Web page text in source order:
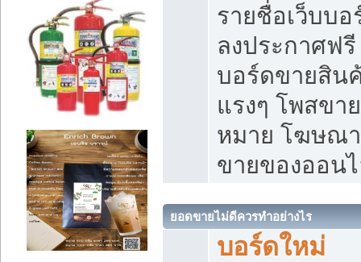
รายชื่อเว็บบ
ลงประกาศฟรี
บอร์ดขายสิน
แรงๆ โพสขา
หมาย โฆษณ
ขายของออน
ยอดขายไม่ดีควรทำอย่างไร
บอร์ดใหม่